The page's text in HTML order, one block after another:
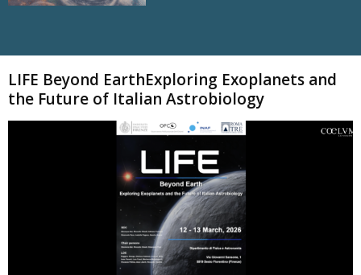
LIFE Beyond EarthExploring Exoplanets and
the Future of Italian Astrobiology